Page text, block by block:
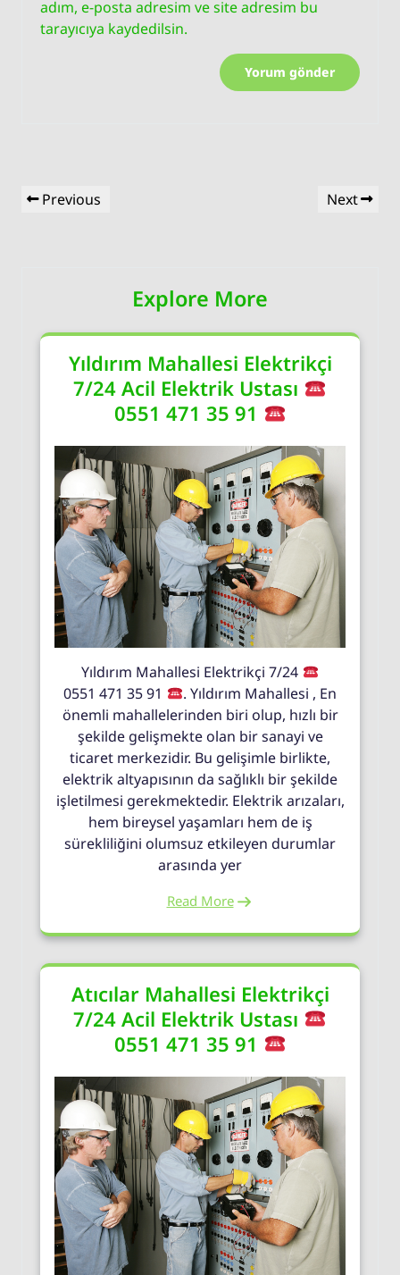
adım, e-posta adresim ve site adresim bu
tarayıcıya kaydedilsin.
Yazı
gezinmesi
Previous
Previous
Next
Next
Explore More
Yıldırım Mahallesi Elektrikçi
7/24 Acil Elektrik Ustası
0551 471 35 91
Yıldırım Mahallesi Elektrikçi 7/24
0551 471 35 91
. Yıldırım Mahallesi , En
önemli mahallelerinden biri olup, hızlı bir
şekilde gelişmekte olan bir sanayi ve
ticaret merkezidir. Bu gelişimle birlikte,
elektrik altyapısının da sağlıklı bir şekilde
işletilmesi gerekmektedir. Elektrik arızaları,
hem bireysel yaşamları hem de iş
sürekliliğini olumsuz etkileyen durumlar
arasında yer
Read More
Atıcılar Mahallesi Elektrikçi
7/24 Acil Elektrik Ustası
0551 471 35 91